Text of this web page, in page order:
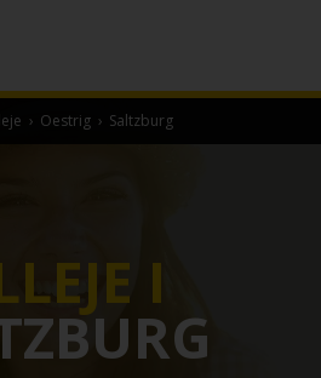
› Oestrig › Saltzburg
I